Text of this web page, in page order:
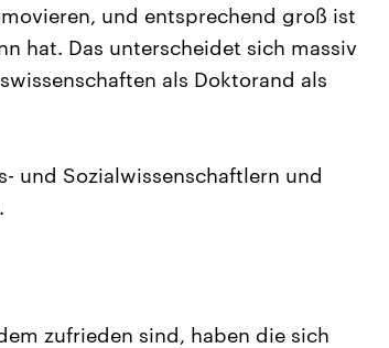
und entsprechend groß ist
hat. Das unterscheidet sich massiv
als Doktorand als
und Sozialwissenschaftlern und
zufrieden sind, haben die sich